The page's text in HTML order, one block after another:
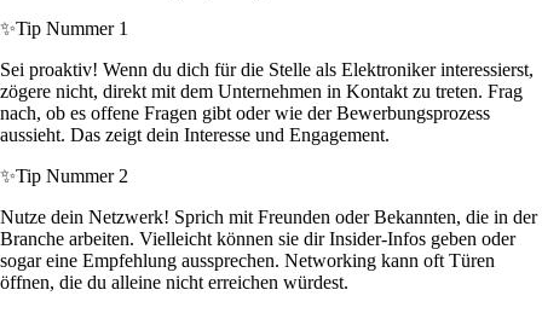
✨Tip Nummer 1
Sei proaktiv! Wenn du dich für die Stelle als Elektroniker interessierst,
zögere nicht, direkt mit dem Unternehmen in Kontakt zu treten. Frag
nach, ob es offene Fragen gibt oder wie der Bewerbungsprozess
aussieht. Das zeigt dein Interesse und Engagement.
✨Tip Nummer 2
Nutze dein Netzwerk! Sprich mit Freunden oder Bekannten, die in der
Branche arbeiten. Vielleicht können sie dir Insider-Infos geben oder
sogar eine Empfehlung aussprechen. Networking kann oft Türen
öffnen, die du alleine nicht erreichen würdest.